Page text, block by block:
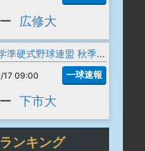
ー 広修大
2026年度中国地区大学準硬式野球連盟 秋季リーグ戦 1部
09:00 一球速報
ー 下市大
ンキング